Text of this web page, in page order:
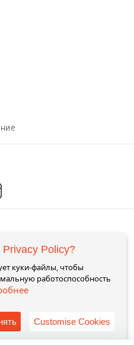
Policy?
куки-файлы, чтобы
работоспособность
Customise Cookies